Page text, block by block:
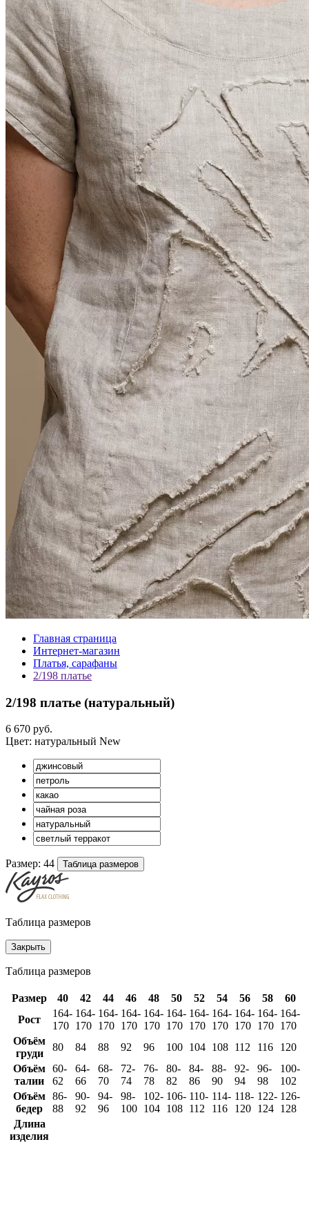
Главная страница
Интернет-магазин
Платья, сарафаны
2/198 платье
2/198 платье (натуральный)
6 670 руб.
Цвет: натуральный New
Размер: 44 Таблица размеров
Таблица размеров
Закрыть
Таблица размеров
Размер 40 42 44 46 48 50 52 54 56 58
60
Рост
164-
170
164-
170
164-
170
164-
170
164-
170
164-
170
164-
170
164-
170
164-
170
164-
170
164-
170
Объём
груди
80 84 88 92 96 100 104 108 112 116
120
Объём
талии
60-
62
64-
66
68-
70
72-
74
76-
78
80-
82
84-
86
88-
90
92-
94
96-
98
100-
102
Объём
бедер
86-
88
90-
92
94-
96
98-
100
102-
104
106-
108
110-
112
114-
116
118-
120
122-
124
126-
128
Длина
изделия